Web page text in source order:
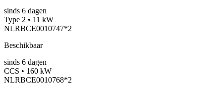
sinds 6 dagen
Type 2 • 11 kW
NLRBCE0010747*2
Beschikbaar
sinds 6 dagen
CCS • 160 kW
NLRBCE0010768*2